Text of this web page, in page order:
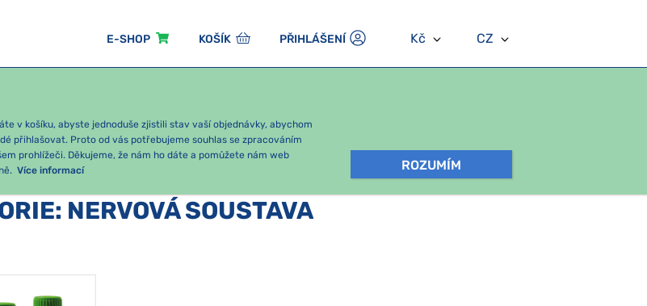
E-SHOP KOŠÍK PŘIHLÁŠENÍ Kč CZ
v košíku, abyste jednoduše zjistili stav vaší objednávky, abychom
přihlašovat. Proto od vás potřebujeme souhlas se zpracováním
prohlížeči. Děkujeme, že nám ho dáte a pomůžete nám web
Více informací ROZUMÍM
: NERVOVÁ SOUSTAVA